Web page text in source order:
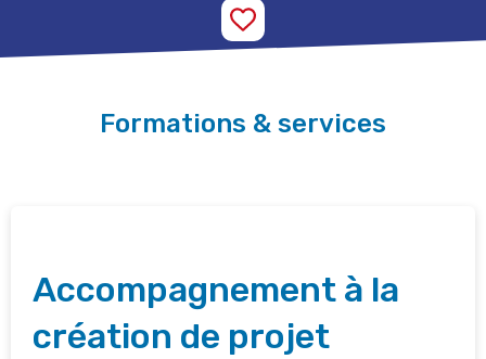
Formations & services
Accompagnement à la
création de projet